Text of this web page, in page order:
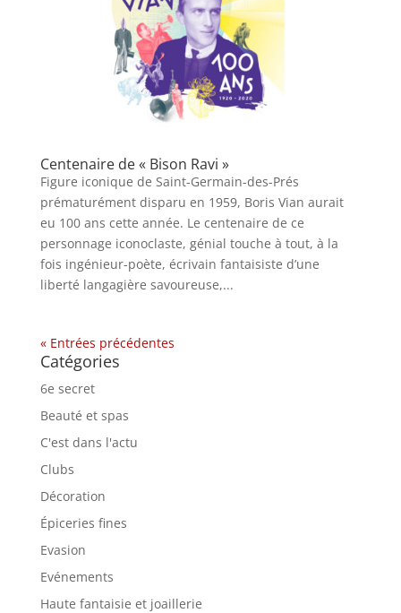
Centenaire de « Bison Ravi »
Figure iconique de Saint-Germain-des-Prés
prématurément disparu en 1959, Boris Vian aurait
eu 100 ans cette année. Le centenaire de ce
personnage iconoclaste, génial touche à tout, à la
fois ­ingénieur-poète, écrivain fantaisiste d’une
liberté langagière savoureuse,...
« Entrées précédentes
Catégories
6e secret
Beauté et spas
C'est dans l'actu
Clubs
Décoration
Épiceries fines
Evasion
Evénements
Haute fantaisie et joaillerie